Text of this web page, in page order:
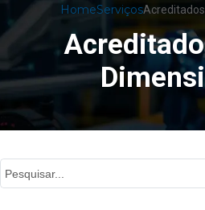
HomeServiçosAcreditados